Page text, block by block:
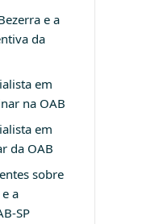
e a
da
em
na OAB
em
da OAB
sobre
a
SP